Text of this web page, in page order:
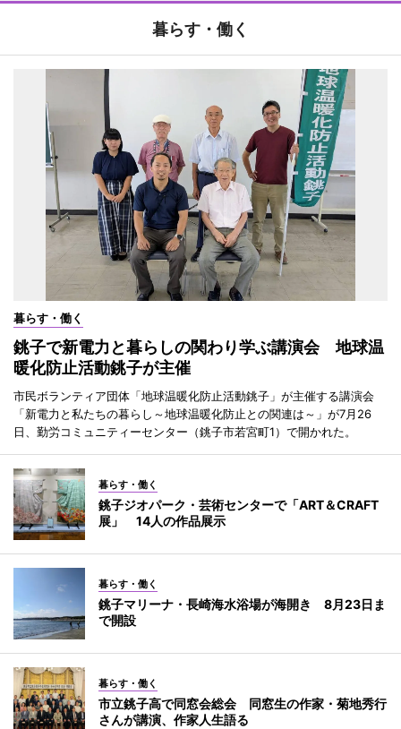
暮らす・働く
暮らす・働く
銚子で新電力と暮らしの関わり学ぶ講演会 地球温
暖化防止活動銚子が主催
市民ボランティア団体「地球温暖化防止活動銚子」が主催する講演会
「新電力と私たちの暮らし～地球温暖化防止との関連は～」が7月26
日、勤労コミュニティーセンター（銚子市若宮町1）で開かれた。
暮らす・働く
銚子ジオパーク・芸術センターで「ART＆CRAFT
展」 14人の作品展示
暮らす・働く
銚子マリーナ・長崎海水浴場が海開き 8月23日ま
で開設
暮らす・働く
市立銚子高で同窓会総会 同窓生の作家・菊地秀行
さんが講演、作家人生語る